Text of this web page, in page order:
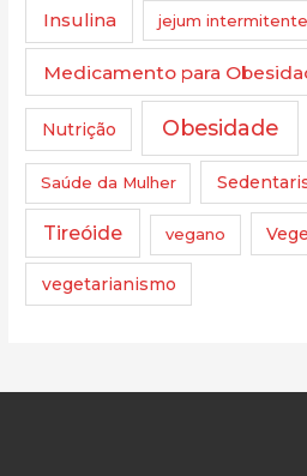
Insulina jejum intermitente
Medicamento para
Nutrição Obesidade
Saúde da Mulher
Tireóide vegano
vegetarianismo